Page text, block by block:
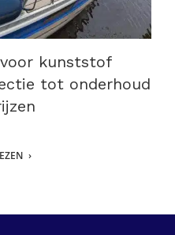
kunststof
tot onderhoud